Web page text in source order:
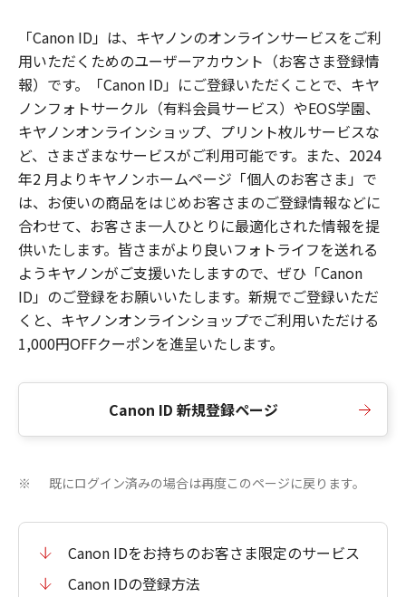
「Canon ID」は、キヤノンのオンラインサービスをご利
用いただくためのユーザーアカウント（お客さま登録情
報）です。「Canon ID」にご登録いただくことで、キヤ
ノンフォトサークル（有料会員サービス）やEOS学園、
キヤノンオンラインショップ、プリント枚ルサービスな
ど、さまざまなサービスがご利用可能です。また、2024
年2 月よりキヤノンホームページ「個人のお客さま」で
は、お使いの商品をはじめお客さまのご登録情報などに
合わせて、お客さま一人ひとりに最適化された情報を提
供いたします。皆さまがより良いフォトライフを送れる
ようキヤノンがご支援いたしますので、ぜひ「Canon
ID」のご登録をお願いいたします。新規でご登録いただ
くと、キヤノンオンラインショップでご利用いただける
1,000円OFFクーポンを進呈いたします。
Canon ID 新規登録ページ
※ 既にログイン済みの場合は再度このページに戻ります。
Canon IDをお持ちのお客さま限定のサービス
Canon IDの登録方法